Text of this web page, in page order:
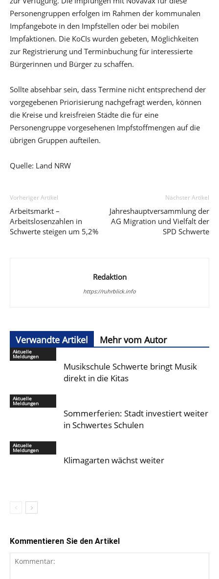
Personengruppen erfolgen im Rahmen der kommunalen
Impfangebote in den Impfstellen oder bei mobilen
Impfaktionen. Die KoCIs wurden gebeten, Möglichkeiten
zur Registrierung und Terminbuchung für interessierte
Bürgerinnen und Bürger zu schaffen.
Sollte absehbar sein, dass Termine nicht entsprechend der
vorgegebenen Priorisierung nachgefragt werden, können
die Kreise und kreisfreien Städte die für eine
Personengruppe vorgesehenen Impfstoffmengen auf die
übrigen Gruppen aufteilen.
Quelle: Land NRW
Vorheriger Artikel
Arbeitsmarkt –
Arbeitslosenzahlen in
Schwerte steigen um 5,2%
Nächster Artikel
Jahreshauptversammlung der
AG Migration und Vielfalt der
SPD Schwerte
Redaktion
https://ruhrblick.info
Verwandte Artikel Mehr vom Autor
Aktuelle
Meldungen
Musikschule Schwerte bringt Musik
direkt in die Kitas
Aktuelle
Meldungen
Sommerferien: Stadt investiert weiter
in Schwertes Schulen
Aktuelle
Meldungen
Klimagarten wächst weiter
Kommentieren Sie den Artikel